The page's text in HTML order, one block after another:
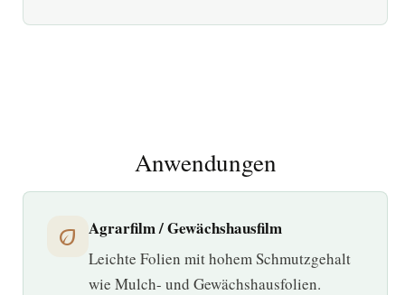
Anwendungen
eco Agrarfilm / Gewächshausfilm
Leichte Folien mit hohem Schmutzgehalt
wie Mulch- und Gewächshausfolien.